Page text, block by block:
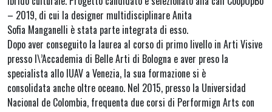
– 2019, di cui la designer multidisciplinare Anita
Sofia Manganelli è stata parte integrata di esso.
Dopo aver conseguito la laurea al corso di primo livello in Arti Visive
presso l\’Accademia di Belle Arti di Bologna e aver preso la
specialista allo IUAV a Venezia, la sua formazione si è
consolidata anche oltre oceano. Nel 2015, presso la Universidad
Nacional de Colombia, frequenta due corsi di Performign Arts con